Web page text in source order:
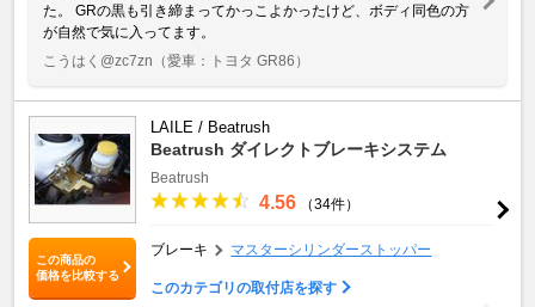
た。 GRの黒も引き締まってかっこよかったけど、ボディ同色の方
が自然で気に入ってます。
こうはく@zc7zn （愛車：トヨタ GR86）
この商品の
価格を比較する
LAILE / Beatrush
Beatrush ダイレクトブレーキシステム
Beatrush
4.56 （34件）
ブレーキ マスターシリンダーストッパー
このカテゴリの取付店を探す